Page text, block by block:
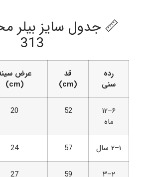
📏 جدول سایز بیلر
313
رده
سنی
قد
(cm)
عرض
(cm)
۶–۱۲
ماه
52
20
۱–۲ سال 57
24
۲–۳ 59
27